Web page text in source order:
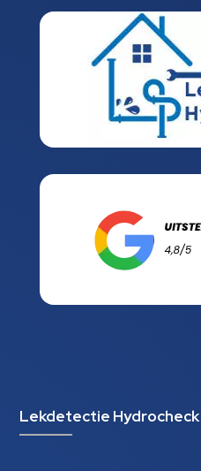
Lekdetectie Hydrocheck